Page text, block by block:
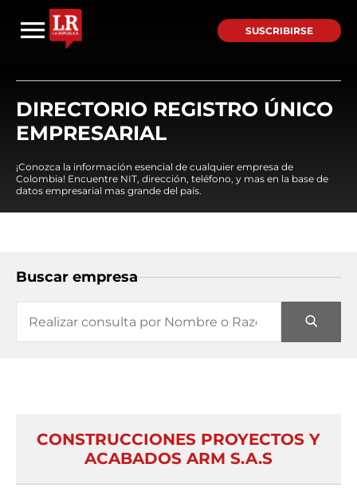
SUSCRIBIRSE
DIRECTORIO REGISTRO ÚNICO
EMPRESARIAL
¡Conozca la información esencial de cualquier empresa de
Colombia! Encuentre NIT, dirección, teléfono, y mas en la base de
datos empresarial mas grande del país.
Buscar empresa
CONSTRUCCIONES PROYECTOS Y
ACABADOS ARM S.A.S